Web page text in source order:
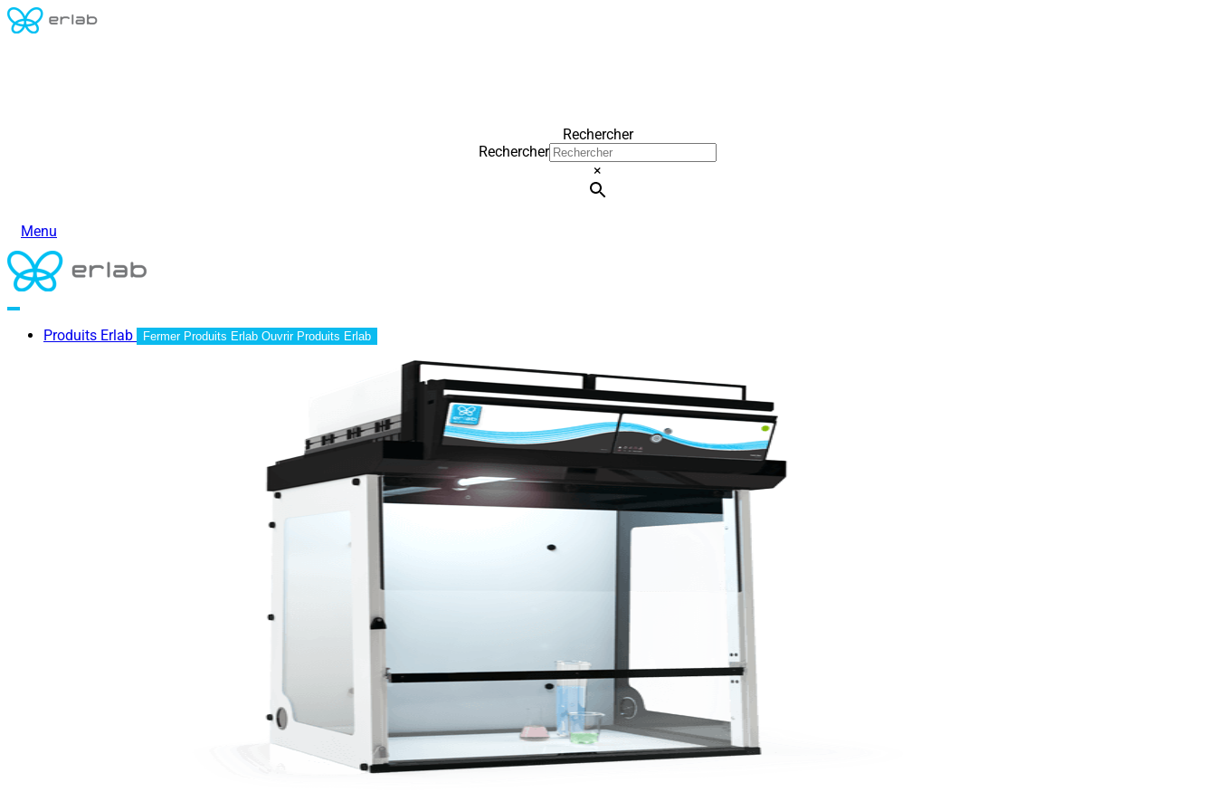
Rechercher
Rechercher
×
Menu
Produits Erlab Fermer Produits Erlab Ouvrir Produits Erlab